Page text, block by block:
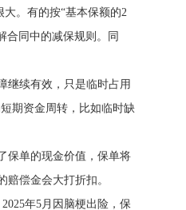
。有的按“基本保额的2
合同中的减保规则。同
继续有效，只是临时占用
期资金周转，比如临时缺
保单的现金价值，保单将
偿金会大打折扣。
年5月因脑梗出险，保